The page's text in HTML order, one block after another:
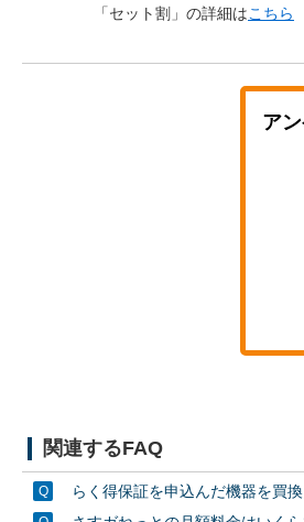
「セット割」の詳細はこちら
ア
関連するFAQ
らく得保証を申込んだ機器を買